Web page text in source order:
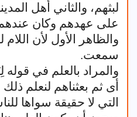
لبثهم، والثاني أهل
على عهدهم وكان عندهم
والظاهر الأول لأن
سمعت.
والمراد بالعلم في قوله
أى ثم بعثناهم لنعلم
التي لا حقيقة سواها